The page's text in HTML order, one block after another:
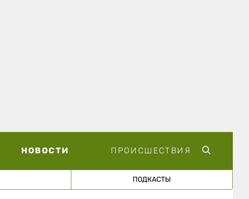
НОВОСТИ ПРОИСШЕСТВИЯ
ПОДКАСТЫ